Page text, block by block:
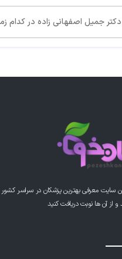
این پزشک را
اصفهانی زاده درجه یک
این پزشک را
عالیه
دکتر جمیل اصفهانی زاده در کدام زمینه‌های پزشکی بیمار می‌پذیرد؟
سایت معرفی بهترین پزشکان در سراسر
آن ها نوبت دریافت کنید